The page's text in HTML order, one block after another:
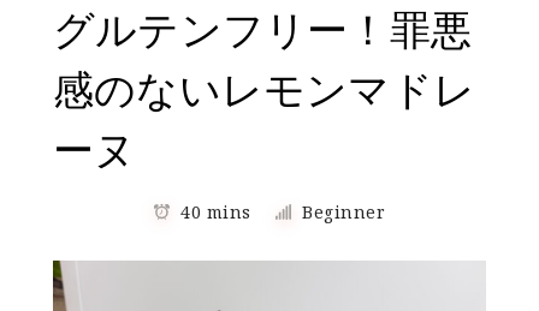
グルテンフリー！罪悪
感のないレモンマドレ
ーヌ
40 mins Beginner